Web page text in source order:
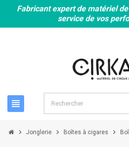
Fabricant expert de matériel
service de vos
view_headline
chevron_right Jonglerie chevron_right Boîtes à cigares chevron_right